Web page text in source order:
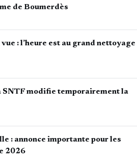
de Boumerdès
: l’heure est au grand nettoyage
SNTF modifie temporairement la
: annonce importante pour les
2026